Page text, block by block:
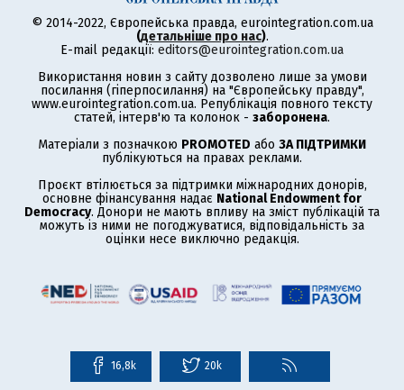
© 2014-2022, Європейська правда, eurointegration.com.ua
(детальніше про нас).
E-mail редакції: editors@eurointegration.com.ua
Використання новин з сайту дозволено лише за умови
посилання (гіперпосилання) на "Європейську правду",
www.eurointegration.com.ua. Републікація повного тексту
статей, інтерв'ю та колонок - заборонена.
Матеріали з позначкою PROMOTED або ЗА ПІДТРИМКИ
публікуються на правах реклами.
Проєкт втілюється за підтримки міжнародних донорів,
основне фінансування надає National Endowment for
Democracy. Донори не мають впливу на зміст публікацій та
можуть із ними не погоджуватися, відповідальність за
оцінки несе виключно редакція.
16,8k 20k